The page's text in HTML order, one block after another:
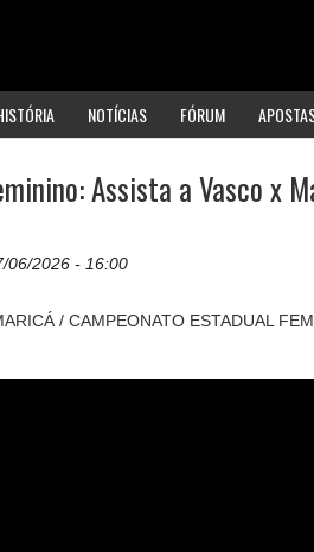
NOTÍCIAS FÓRUM
Assista a Vasco x
06/2026 - 16:00
/ CAMPEONATO ESTADUAL